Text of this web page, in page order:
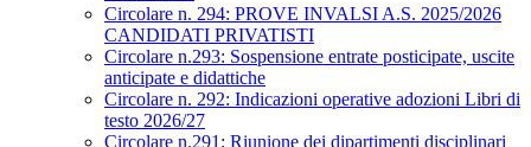
Circolare n. 294: PROVE INVALSI A.S. 2025/2026
CANDIDATI PRIVATISTI
Circolare n.293: Sospensione entrate posticipate, uscite
anticipate e didattiche
Circolare n. 292: Indicazioni operative adozioni Libri di
testo 2026/27
Circolare n.291: Riunione dei dipartimenti disciplinari